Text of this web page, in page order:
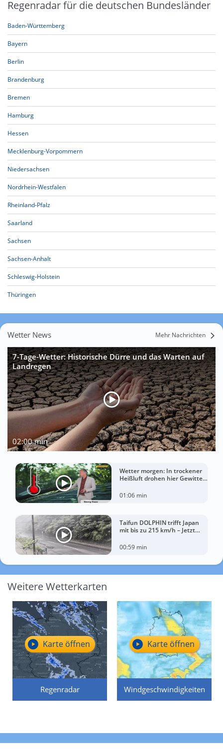
Regenradar für die deutschen Bundesländer
Baden-Württemberg
Bayern
Berlin
Brandenburg
Bremen
Hamburg
Hessen
Mecklenburg-Vorpommern
Niedersachsen
Nordrhein-Westfalen
Rheinland-Pfalz
Saarland
Sachsen
Sachsen-Anhalt
Schleswig-Holstein
Thüringen
Wetter News Mehr Nachrichten
7-Tage-Wetter: Historische Dürre und das Warten auf
Landregen
02:00 min
Wetter morgen: In trockener
Heißluft drohen hier Gewitter
01:06 min
Taifun DOLPHIN trifft Japan
mit bis zu 215 km/h – Jetzt
00:59 min
Weitere Wetterkarten
Regenradar
Karte öffnen
Windgeschwindigkeiten
Karte öffnen